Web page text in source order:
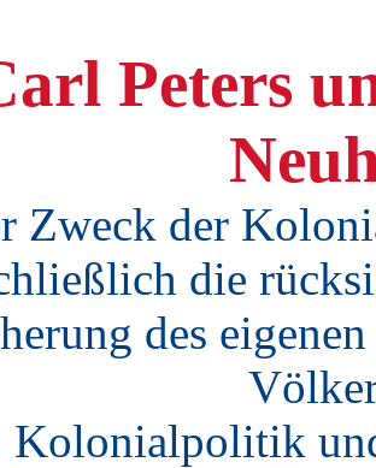
Peters
Zweck der
die
des
Kolonialpolitik